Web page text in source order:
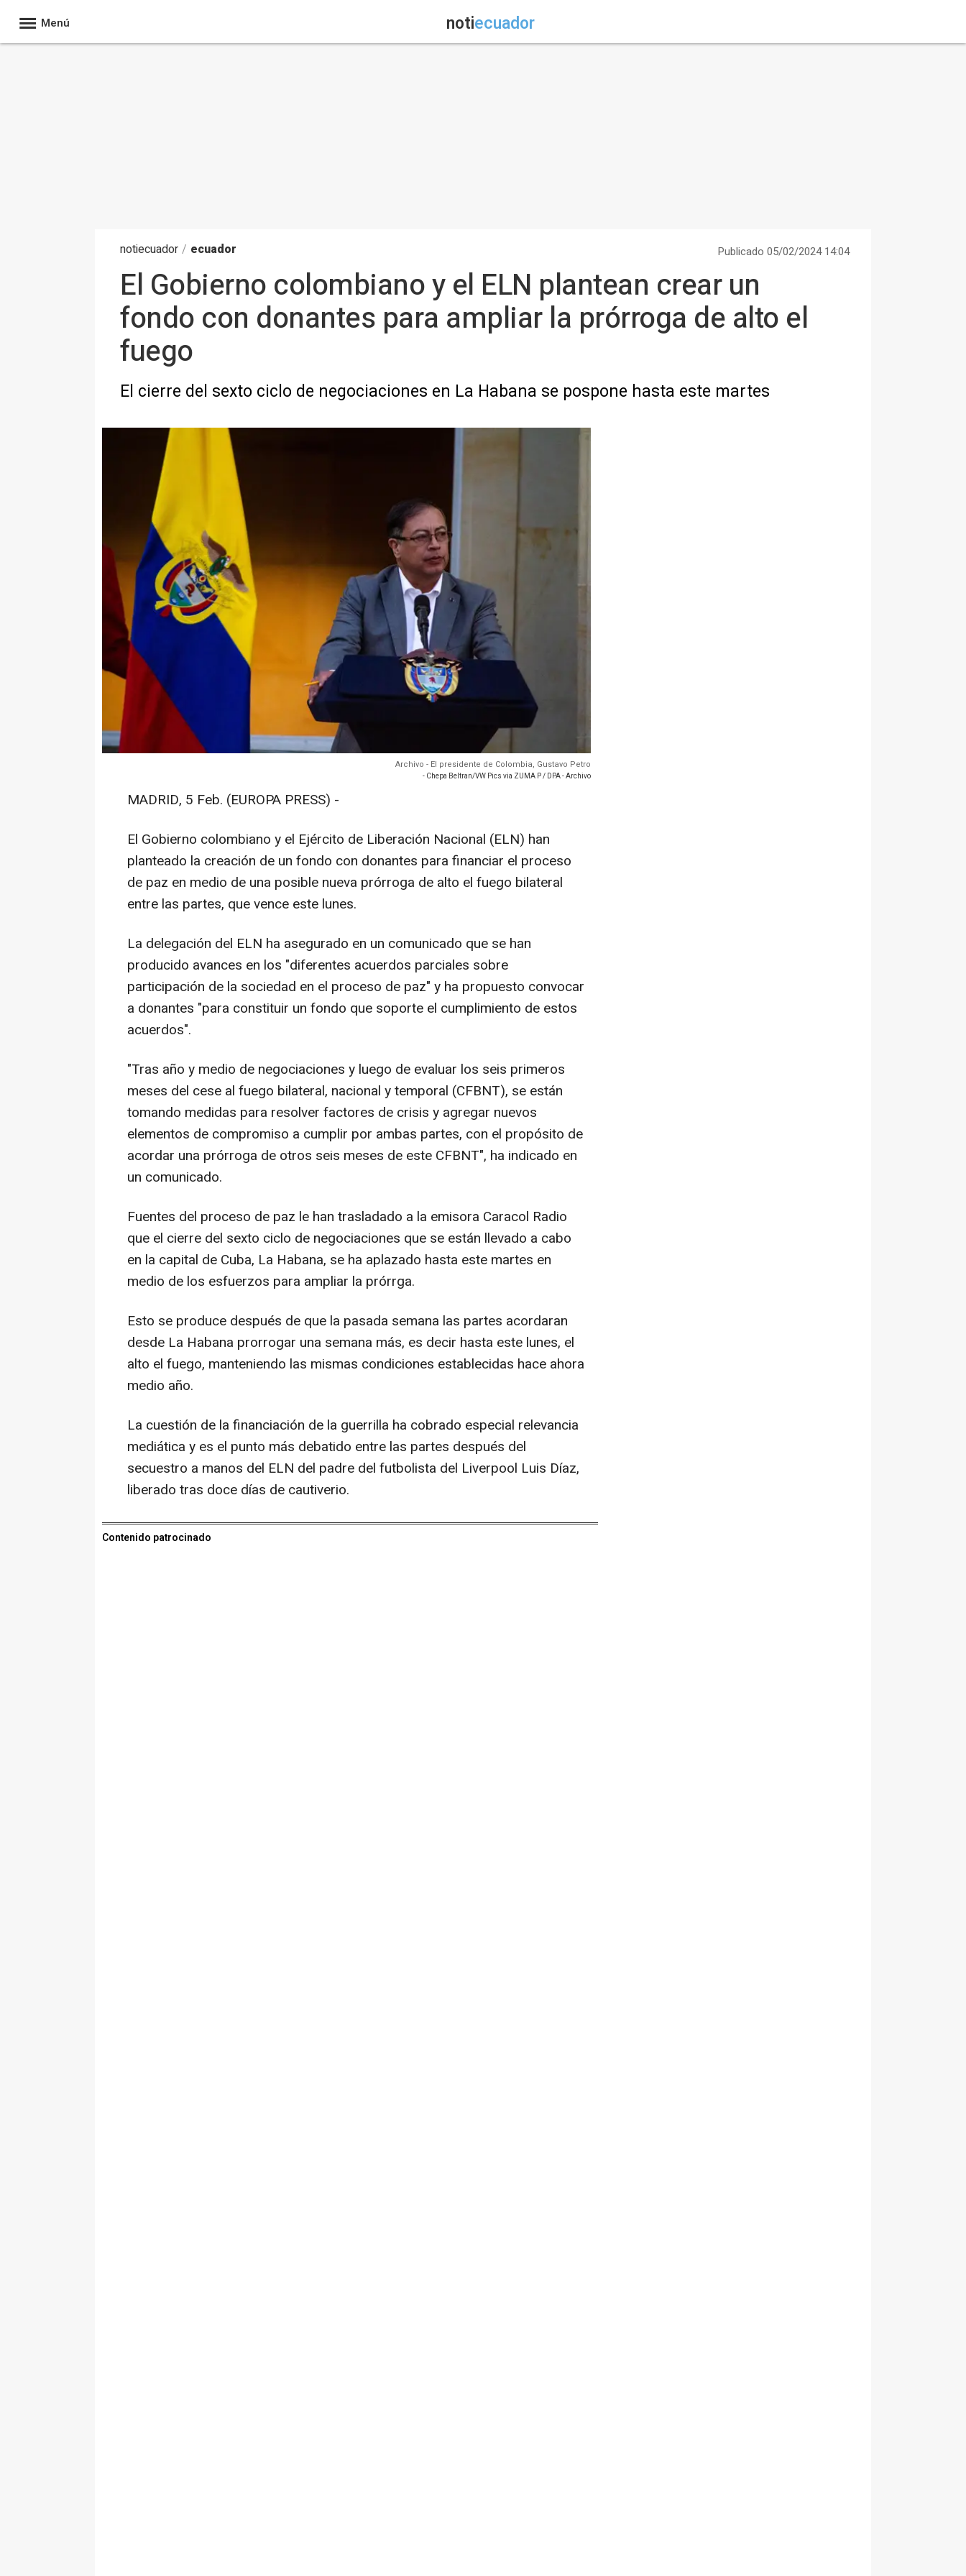
Menú notiecuador
notiecuador / ecuador Publicado 05/02/2024 14:04
El Gobierno colombiano y el ELN plantean crear un
fondo con donantes para ampliar la prórroga de alto el
fuego
El cierre del sexto ciclo de negociaciones en La Habana se pospone hasta este martes
Archivo - El presidente de Colombia, Gustavo Petro
- Chepa Beltran/VW Pics via ZUMA P / DPA - Archivo
MADRID, 5 Feb. (EUROPA PRESS) -
El Gobierno colombiano y el Ejército de Liberación Nacional (ELN) han
planteado la creación de un fondo con donantes para financiar el proceso
de paz en medio de una posible nueva prórroga de alto el fuego bilateral
entre las partes, que vence este lunes.
La delegación del ELN ha asegurado en un comunicado que se han
producido avances en los "diferentes acuerdos parciales sobre
participación de la sociedad en el proceso de paz" y ha propuesto convocar
a donantes "para constituir un fondo que soporte el cumplimiento de estos
acuerdos".
"Tras año y medio de negociaciones y luego de evaluar los seis primeros
meses del cese al fuego bilateral, nacional y temporal (CFBNT), se están
tomando medidas para resolver factores de crisis y agregar nuevos
elementos de compromiso a cumplir por ambas partes, con el propósito de
acordar una prórroga de otros seis meses de este CFBNT", ha indicado en
un comunicado.
Fuentes del proceso de paz le han trasladado a la emisora Caracol Radio
que el cierre del sexto ciclo de negociaciones que se están llevado a cabo
en la capital de Cuba, La Habana, se ha aplazado hasta este martes en
medio de los esfuerzos para ampliar la prórrga.
Esto se produce después de que la pasada semana las partes acordaran
desde La Habana prorrogar una semana más, es decir hasta este lunes, el
alto el fuego, manteniendo las mismas condiciones establecidas hace ahora
medio año.
La cuestión de la financiación de la guerrilla ha cobrado especial relevancia
mediática y es el punto más debatido entre las partes después del
secuestro a manos del ELN del padre del futbolista del Liverpool Luis Díaz,
liberado tras doce días de cautiverio.
Contenido patrocinado